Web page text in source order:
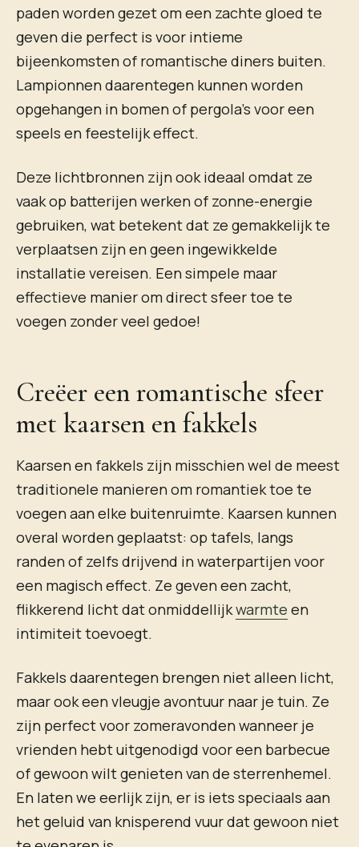
paden worden gezet om een zachte gloed te
geven die perfect is voor intieme
bijeenkomsten of romantische diners buiten.
Lampionnen daarentegen kunnen worden
opgehangen in bomen of pergola’s voor een
speels en feestelijk effect.
Deze lichtbronnen zijn ook ideaal omdat ze
vaak op batterijen werken of zonne-energie
gebruiken, wat betekent dat ze gemakkelijk te
verplaatsen zijn en geen ingewikkelde
installatie vereisen. Een simpele maar
effectieve manier om direct sfeer toe te
voegen zonder veel gedoe!
Creëer een romantische sfeer
met kaarsen en fakkels
Kaarsen en fakkels zijn misschien wel de meest
traditionele manieren om romantiek toe te
voegen aan elke buitenruimte. Kaarsen kunnen
overal worden geplaatst: op tafels, langs
randen of zelfs drijvend in waterpartijen voor
een magisch effect. Ze geven een zacht,
flikkerend licht dat onmiddellijkwarmte en
intimiteit toevoegt.
Fakkels daarentegen brengen niet alleen licht,
maar ook een vleugje avontuur naar je tuin. Ze
zijn perfect voor zomeravonden wanneer je
vrienden hebt uitgenodigd voor een barbecue
of gewoon wilt genieten van de sterrenhemel.
En laten we eerlijk zijn, er is iets speciaals aan
het geluid van knisperend vuur dat gewoon niet